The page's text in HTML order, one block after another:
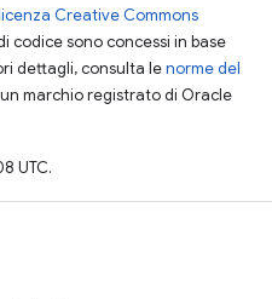
Creative Commons
codice sono concessi in base
dettagli, consulta lenorme del
marchio registrato di Oracle
UTC.